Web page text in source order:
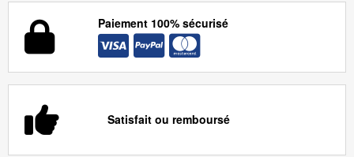
Paiement 100% sécurisé
Satisfait ou remboursé